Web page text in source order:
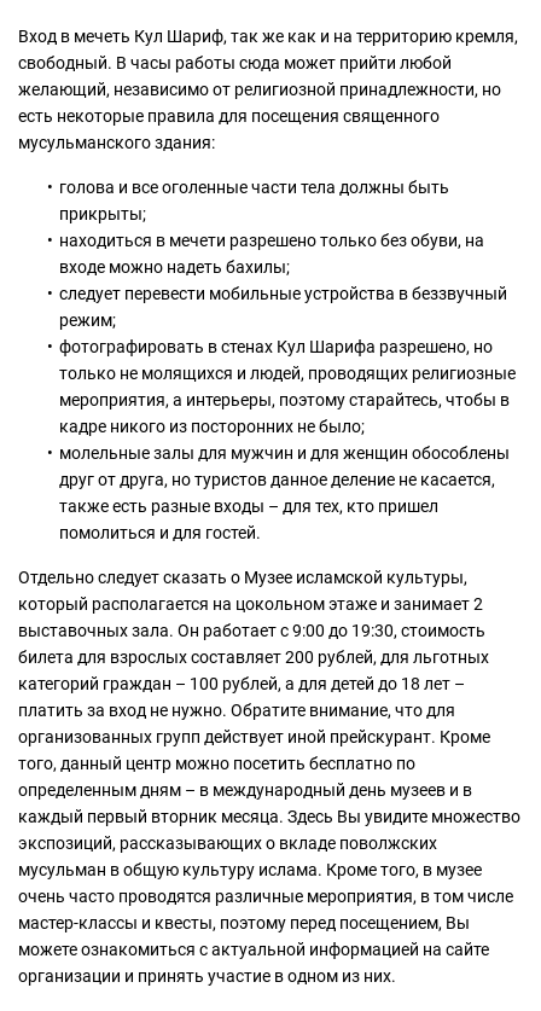
Вход в мечеть Кул Шариф, так же как и на территорию кремля,
свободный. В часы работы сюда может прийти любой
желающий, независимо от религиозной принадлежности, но
есть некоторые правила для посещения священного
мусульманского здания:
голова и все оголенные части тела должны быть
прикрыты;
находиться в мечети разрешено только без обуви, на
входе можно надеть бахилы;
следует перевести мобильные устройства в беззвучный
режим;
фотографировать в стенах Кул Шарифа разрешено, но
только не молящихся и людей, проводящих религиозные
мероприятия, а интерьеры, поэтому старайтесь, чтобы в
кадре никого из посторонних не было;
молельные залы для мужчин и для женщин обособлены
друг от друга, но туристов данное деление не касается,
также есть разные входы – для тех, кто пришел
помолиться и для гостей.
Отдельно следует сказать о Музее исламской культуры,
который располагается на цокольном этаже и занимает 2
выставочных зала. Он работает с 9:00 до 19:30, стоимость
билета для взрослых составляет 200 рублей, для льготных
категорий граждан – 100 рублей, а для детей до 18 лет –
платить за вход не нужно. Обратите внимание, что для
организованных групп действует иной прейскурант. Кроме
того, данный центр можно посетить бесплатно по
определенным дням – в международный день музеев и в
каждый первый вторник месяца. Здесь Вы увидите множество
экспозиций, рассказывающих о вкладе поволжских
мусульман в общую культуру ислама. Кроме того, в музее
очень часто проводятся различные мероприятия, в том числе
мастер-классы и квесты, поэтому перед посещением, Вы
можете ознакомиться с актуальной информацией на сайте
организации и принять участие в одном из них.